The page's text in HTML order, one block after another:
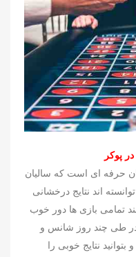
پوکر
حرفه ای است که سالیان
اند نتایج درخشانی
تمامی بازی ها دور خوب
در طی چند روز شانس و
نتایج خوبی را